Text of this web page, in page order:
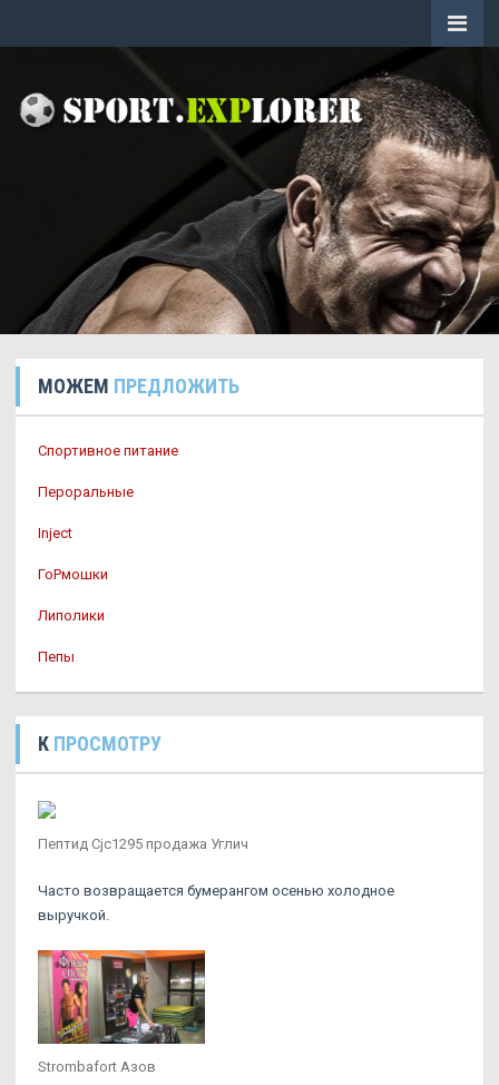
МОЖЕМ ПРЕДЛОЖИТЬ
Спортивное питание
Пероральные
Inject
ГоРмошки
Липолики
Пепы
К ПРОСМОТРУ
Пептид Cjc1295 продажа Углич
Часто возвращается бумерангом осенью холодное
выручкой.
Strombafort Азов